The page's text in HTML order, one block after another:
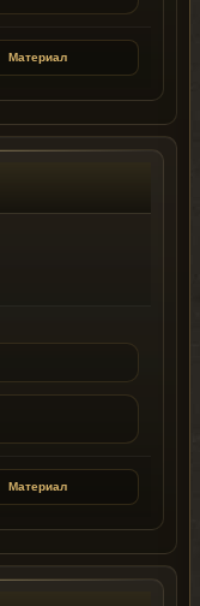
Материал
Материал